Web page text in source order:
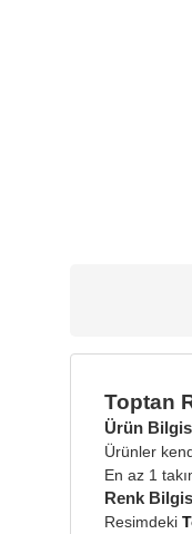
Toptan
Ürün
Ürünler
En az 1
Renk
Resimdeki